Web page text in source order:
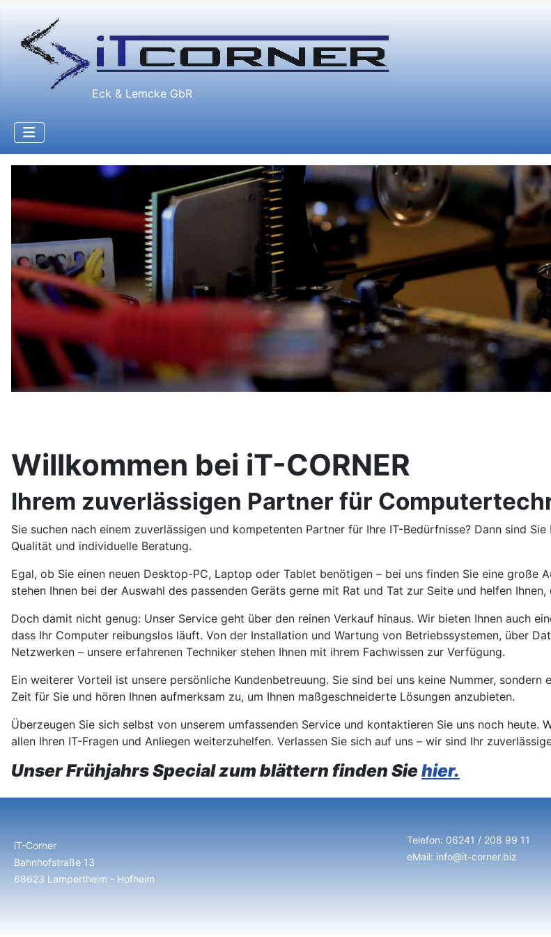
Eck & Lemcke GbR
Willkommen bei iT-CORNER
Ihrem zuverlässigen Partner für
Sie suchen nach einem zuverlässigen und kompetenten Partner für Ihre IT-Bedürfnisse? Dann sind
Qualität und individuelle Beratung.
Egal, ob Sie einen neuen Desktop-PC, Laptop oder Tablet benötigen – bei uns finden Sie eine große
stehen Ihnen bei der Auswahl des passenden Geräts gerne mit Rat und Tat zur Seite und helfen
Doch damit nicht genug: Unser Service geht über den reinen Verkauf hinaus. Wir bieten Ihnen auch
dass Ihr Computer reibungslos läuft. Von der Installation und Wartung von Betriebssystemen, über
Netzwerken – unsere erfahrenen Techniker stehen Ihnen mit ihrem Fachwissen zur Verfügung.
Ein weiterer Vorteil ist unsere persönliche Kundenbetreuung. Sie sind bei uns keine Nummer,
Zeit für Sie und hören Ihnen aufmerksam zu, um Ihnen maßgeschneiderte Lösungen anzubieten.
Überzeugen Sie sich selbst von unserem umfassenden Service und kontaktieren Sie uns noch heute.
allen Ihren IT-Fragen und Anliegen weiterzuhelfen. Verlassen Sie sich auf uns – wir sind Ihr
Unser Frühjahrs Special zum blättern finden Siehier.
iT-Corner
Bahnhofstraße 13
68623 Lampertheim - Hofheim
Telefon: 06241 / 208 99 11
eMail: info@it-corner.biz